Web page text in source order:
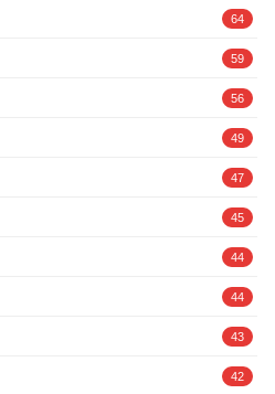
妊娠検査は無事陰性。「もしも親子
う…」と悩みながらも興奮は隠せない
ていた性欲が息子との逢瀬でどんどん
使ってオナニーがやめられない。
でトモコの喘ぎ声は近所の噂になっ
み出すことになる…「これで中出しし
貞操観念は崩壊していた。息子の生チ
さんに声を聞かれるかもしれない！
れてしまうのだ。無尽蔵な息子の体
に挿入。すっかりメスとしてマーキン
子のお願いはなんでも聞いてあげた
■登場人物■中城トモコ（なかじょ
ト・スーパーレジ打ち・夜はファミ
円の公営団地に母と子二人で暮らし
酒を飲む事が増える。オナニーは週3
うゆうた）トモコの一人息子。成績は
は苦手彼女はできた事がない。顔は
粋無垢な巨乳魔族ちゃんが腹ペコな
優しい兵士さんの話ラミア（蛇女）の
那様の精液で満たして〜触手使いのポ
！しかし、触手や勇者に犯●れて無
ルしたいから抜いてくれる新人看護
ュバスさんに射精管理をしてもらい
れた所で俺は敗ける。褐色巨乳で
シスでお礼に処女を頂いちゃった話エ
るマゾすぎる最強聖騎士〜最弱ゴブリ
する〜恋愛感情をバグだと思ってい
原作は再生時間が20分55秒と短め
には「もっと長く聴きたい」と言っ
ロさも抜き性能もマシマシにしてや
た！！この作品に携わってくれた全て
全ての皆様への感謝をたくさん込め
いていただけるよう心から願ってお
64
59
56
49
47
45
44
44
43
42